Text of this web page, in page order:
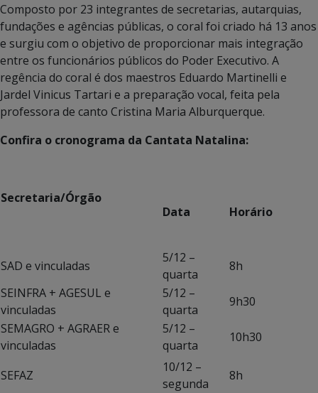
Composto por 23 integrantes de secretarias, autarquias,
fundações e agências públicas, o coral foi criado há 13 anos
e surgiu com o objetivo de proporcionar mais integração
entre os funcionários públicos do Poder Executivo. A
regência do coral é dos maestros Eduardo Martinelli e
Jardel Vinicus Tartari e a preparação vocal, feita pela
professora de canto Cristina Maria Alburquerque.
Confira o cronograma da Cantata Natalina:
Secretaria/Órgão
Data
Horário
SAD e vinculadas
5/12 –
quarta
8h
SEINFRA + AGESUL e
vinculadas
5/12 –
quarta
9h30
SEMAGRO + AGRAER e
vinculadas
5/12 –
quarta
10h30
SEFAZ
10/12 –
segunda
8h